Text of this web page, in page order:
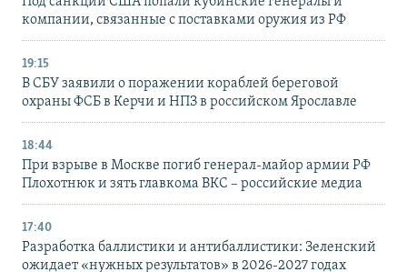
компании, связанные с поставками оружия из РФ
19:15
В СБУ заявили о поражении кораблей береговой
охраны ФСБ в Керчи и НПЗ в российском Ярославле
18:44
При взрыве в Москве погиб генерал-майор армии РФ
Плохотнюк и зять главкома ВКС – российские медиа
17:40
Разработка баллистики и антибаллистики: Зеленский
ожидает «нужных результатов» в 2026-2027 годах